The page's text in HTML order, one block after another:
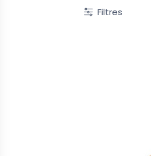
11,90 €
Filtres